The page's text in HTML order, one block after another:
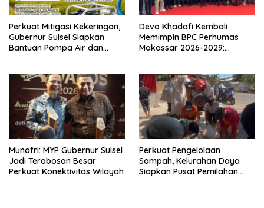
Perkuat Mitigasi Kekeringan,
Gubernur Sulsel Siapkan
Bantuan Pompa Air dan
Devo Khadafi Kembali
Memimpin BPC Perhumas
Makassar 2026-2029:
Multidimensi
Munafri: MYP Gubernur Sulsel
Jadi Terobosan Besar
Perkuat Konektivitas Wilayah
Perkuat Pengelolaan
Sampah, Kelurahan Daya
Siapkan Pusat Pemilahan